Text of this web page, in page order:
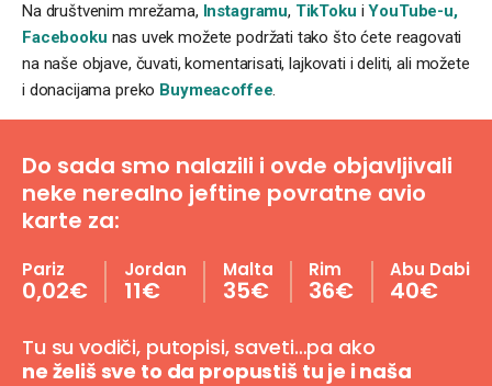
Na društvenim mrežama, Instagramu, TikToku iYouTube-u,
Facebooku nas uvek možete podržati tako što ćete reagovati
na naše objave, čuvati, komentarisati, lajkovati i deliti, ali možete
i donacijama preko Buymeacoffee.
Do sada smo nalazili i ovde objavljivali
neke nerealno jeftine povratne avio
karte za:
Pariz
0,02€
Jordan
11€
Malta
35€
Rim
36€
Abu Dabi
40€
Tu su vodiči, putopisi, saveti…pa ako
ne želiš sve to da propustiš tu je i naša